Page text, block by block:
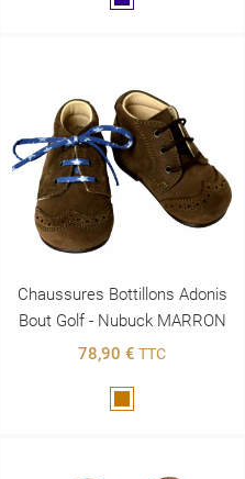
Chaussures Bottillons Adonis
Bout Golf - Nubuck MARRON
78,90 € TTC